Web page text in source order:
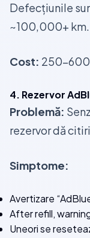
Defecțiunile
~100,000+ km.
Cost: 250-600
4. Rezervor
Problemă:
rezervor dă
Simptome:
Avertizare
After refill,
Uneori se